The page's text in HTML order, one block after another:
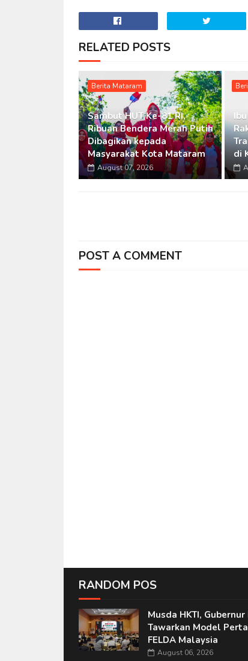
RELATED POSTS
Berita Mataram
Sambut HUT Ke-81 RI,
Ribuan Bendera Merah Putih
Dibagikan kepada
Masyarakat Kota Mataram
August 07, 2026
di
POST A COMMENT
RANDOM POS
Musda HKTI, Gubernur
Tawarkan Model
FELDA Malaysia
August 06, 2026